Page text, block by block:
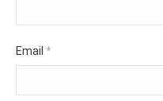
Email *